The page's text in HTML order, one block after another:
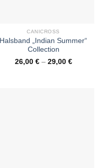
CANICROSS
Halsband „Indian Summer“
Collection
26,00 €– 29,00 €